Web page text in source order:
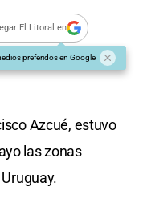
El Litoral en
preferidos en Google
Azcué, estuvo
las zonas